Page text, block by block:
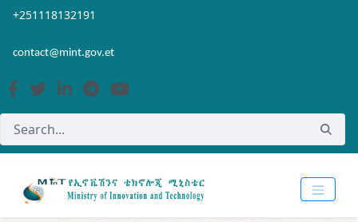
Skip to Main Content
Open Accessibility Menu
+251118132191
contact@mint.gov.et